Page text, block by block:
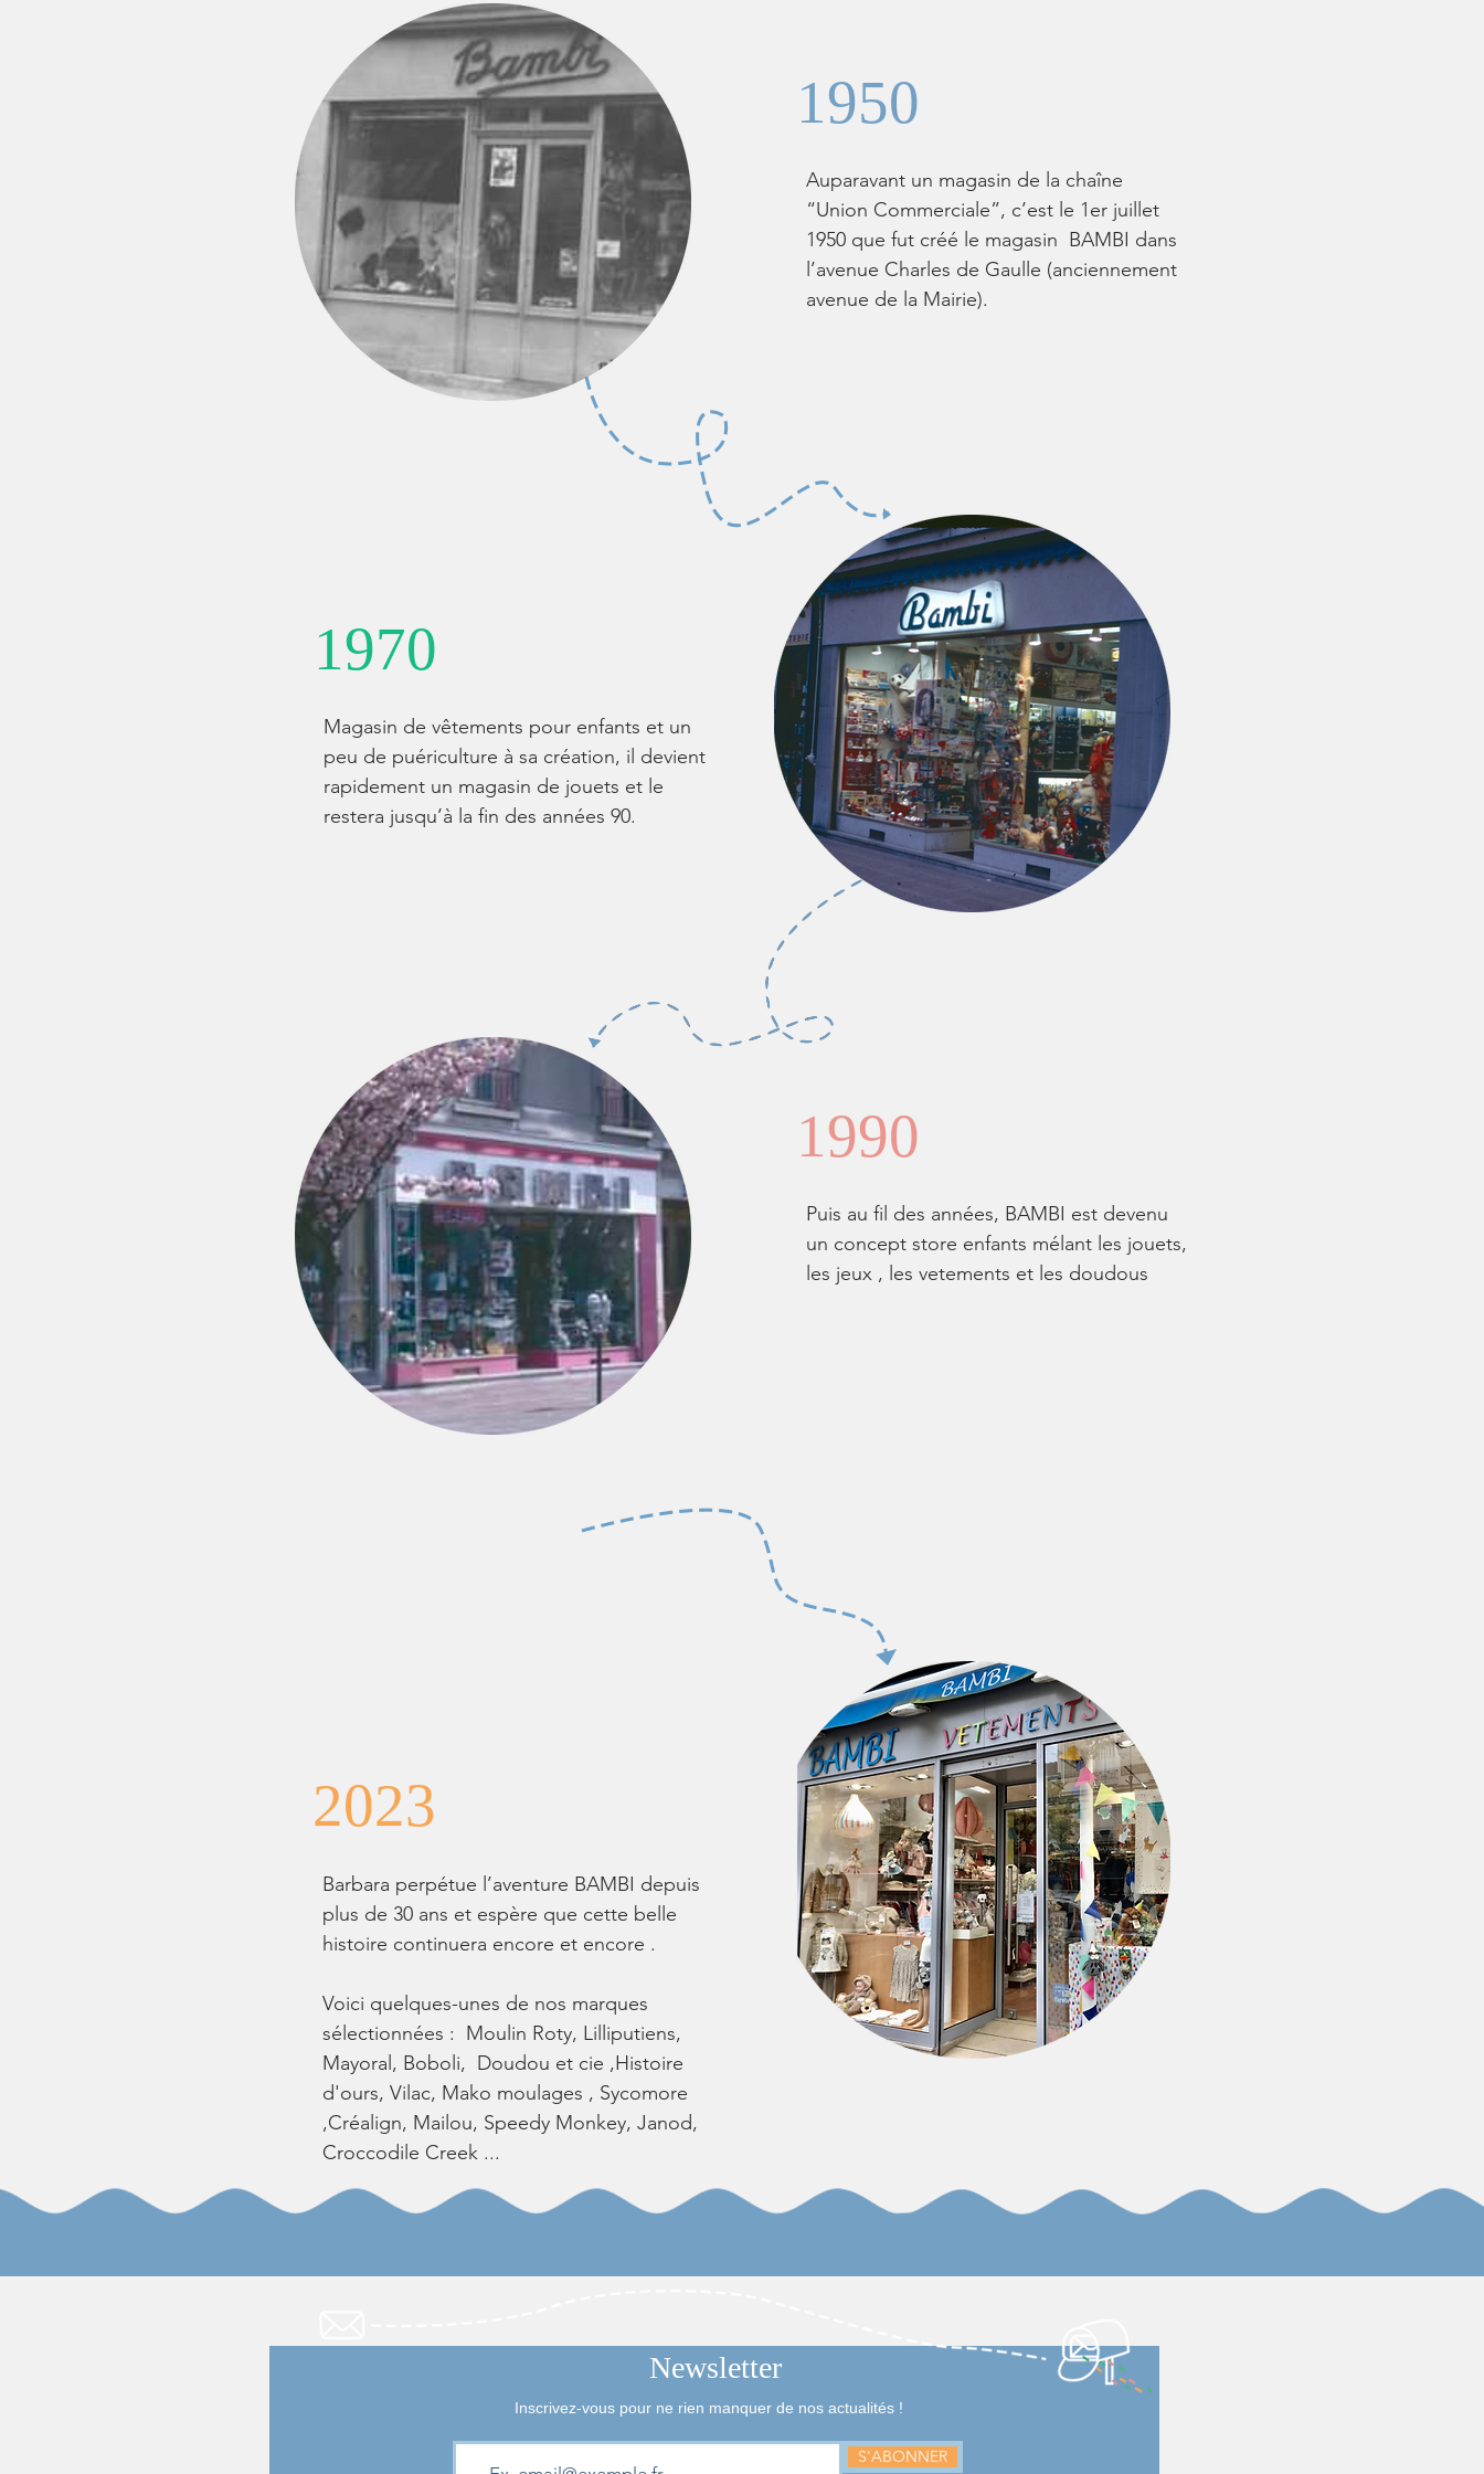
1950
Auparavant un magasin de la chaîne
“Union Commerciale”, c’est le 1er juillet
1950 que fut créé le magasin BAMBI dans
l’avenue Charles de Gaulle (anciennement
avenue de la Mairie).
1970
Magasin de vêtements pour enfants et un
peu de puériculture à sa création, il devient
rapidement un magasin de jouets et le
restera jusqu’à la fin des années 90.
1990
Puis au fil des années, BAMBI est devenu
un concept store enfants mélant les jouets,
les jeux , les vetements et les doudous
2023
Barbara perpétue l’aventure BAMBI depuis
plus de 30 ans et espère que cette belle
histoire continuera encore et encore .
Voici quelques-unes de nos marques
sélectionnées : Moulin Roty, Lilliputiens,
Mayoral, Boboli, Doudou et cie ,Histoire
d'ours, Vilac, Mako moulages , Sycomore
,Créalign, Mailou, Speedy Monkey, Janod,
Croccodile Creek ...
Newsletter
Inscrivez-vous pour ne rien manquer de nos actualités !
S'ABONNER